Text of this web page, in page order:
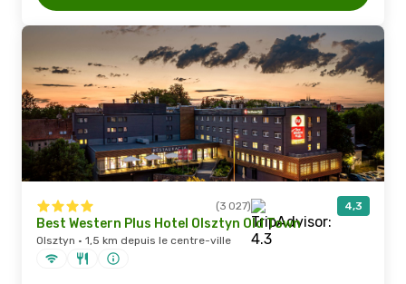
(3 027) 4,3
Best Western Plus Hotel Olsztyn Old Town
Olsztyn · 1,5 km depuis le centre-ville